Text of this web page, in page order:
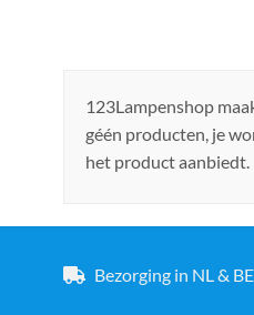
123Lampenshop
géén producten, je
het product aanbiedt.
Bezorging in NL & BE